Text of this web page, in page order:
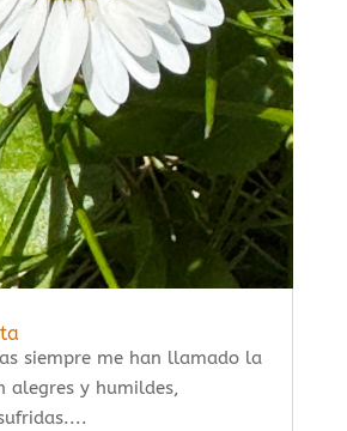
siempre me han llamado la
alegres y humildes,